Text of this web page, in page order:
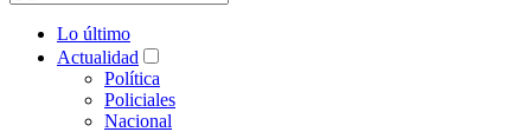
Lo último
Actualidad
Política
Policiales
Nacional